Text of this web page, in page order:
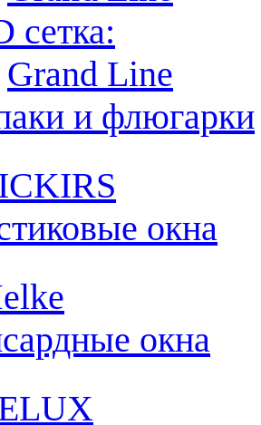
сетка:
Grand Line
и флюгарки
окна
окна